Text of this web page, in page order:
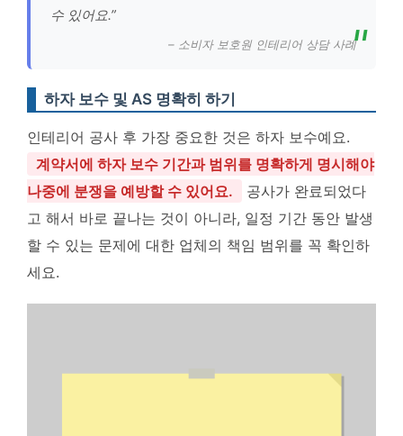
수 있어요.”
– 소비자 보호원 인테리어 상담 사례
하자 보수 및 AS 명확히 하기
인테리어 공사 후 가장 중요한 것은 하자 보수예요.
계약서에 하자 보수 기간과 범위를 명확하게 명시해야
나중에 분쟁을 예방할 수 있어요.
공사가 완료되었다
고 해서 바로 끝나는 것이 아니라, 일정 기간 동안 발생
할 수 있는 문제에 대한 업체의 책임 범위를 꼭 확인하
세요.